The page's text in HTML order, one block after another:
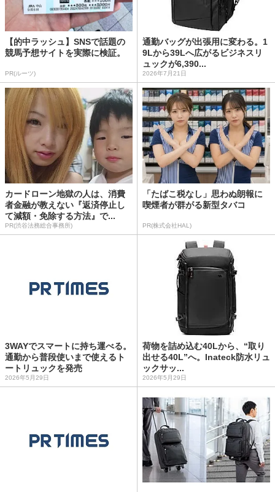
【的中ラッシュ】SNSで話題の
競馬予想サイトを実際に検証。
PR(ルーツ)
通勤バッグが出張用に変わる。1
9Lから39Lへ広がるビジネスリ
ュックが6,390...
2026年7月21日
カードローン地獄の人は、消費
者金融が教えない『返済停止し
て減額・免除する方法』で...
PR(渋谷法務総合事務所)
「たばこ税なし」思わぬ朗報に
喫煙者が群がる新型タバコ
PR(株式会社HAL)
3WAYでスマートに持ち運べる。
通勤から普段使いまで使えるト
ートリュックを発売
2026年5月29日
荷物を詰め込む40Lから、“取り
出せる40L”へ。Inateck防水リュ
ックサッ...
2026年5月29日